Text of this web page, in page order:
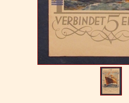
Widerrufsbelehrung
Geschäftsbedingungen